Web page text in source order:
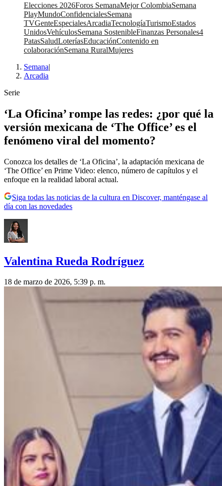
Elecciones 2026Foros SemanaMejor ColombiaSemana
PlayMundoConfidencialesSemana
TVGenteEspecialesArcadiaTecnologíaTurismoEstados
UnidosVehículosSemana SostenibleFinanzas Personales4
PatasSaludLoteríasEducaciónContenido en
colaboraciónSemana RuralMujeres
Semana|
Arcadia
Serie
‘La Oficina’ rompe las redes: ¿por qué la
versión mexicana de ‘The Office’ es el
fenómeno viral del momento?
Conozca los detalles de ‘La Oficina’, la adaptación mexicana de
‘The Office’ en Prime Video: elenco, número de capítulos y el
enfoque en la realidad laboral actual.
Siga todas las noticias de la cultura en Discover, manténgase al
día con las novedades
Valentina Rueda Rodríguez
18 de marzo de 2026, 5:39 p. m.